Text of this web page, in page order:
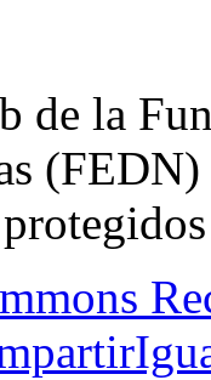
de la
(FEDN)